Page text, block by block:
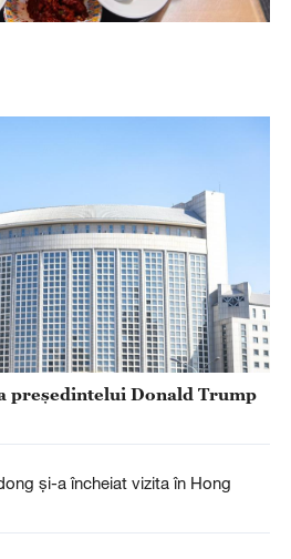
președintelui Donald Trump
și-a încheiat vizita în Hong